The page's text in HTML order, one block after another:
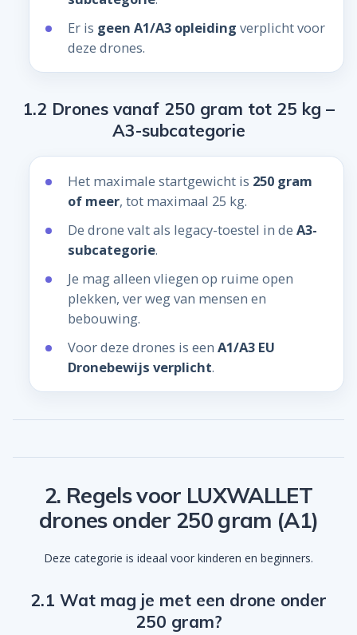
Er is geen A1/A3 opleiding verplicht voor
deze drones.
1.2 Drones vanaf 250 gram tot 25 kg –
A3-subcategorie
Het maximale startgewicht is 250 gram
of meer, tot maximaal 25 kg.
De drone valt als legacy-toestel in de A3-
subcategorie.
Je mag alleen vliegen op ruime open
plekken, ver weg van mensen en
bebouwing.
Voor deze drones is een A1/A3 EU
Dronebewijs verplicht.
2. Regels voor LUXWALLET
drones onder 250 gram (A1)
Deze categorie is ideaal voor kinderen en beginners.
2.1 Wat mag je met een drone onder
250 gram?